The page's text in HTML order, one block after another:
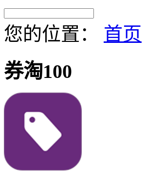
您的位置： 首页
券淘100